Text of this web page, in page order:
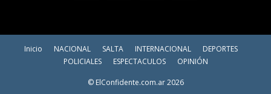
Inicio NACIONAL SALTA INTERNACIONAL
DEPORTES
POLICIALES
ESPECTACULOS OPINIÓN
© ElConfidente.com.ar 2026